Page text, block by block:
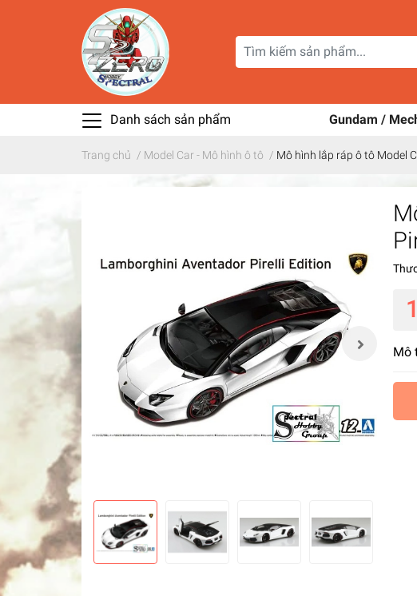
Danh sách sản phẩm Gundam /
Trang chủ / Model Car - Mô hình ô tô / Mô hình lắp ráp ô tô Model
Mô